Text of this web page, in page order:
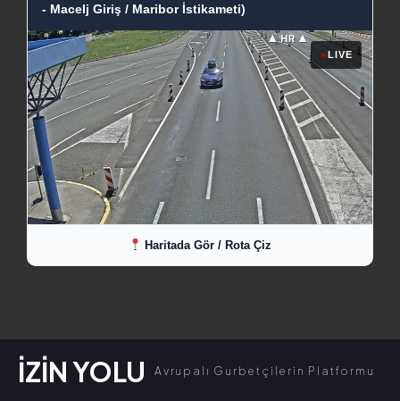
- Macelj Giriş / Maribor İstikameti)
●LIVE
Haritada Gör / Rota Çiz
İZİN YOLU Avrupalı Gurbetçilerin Platformu